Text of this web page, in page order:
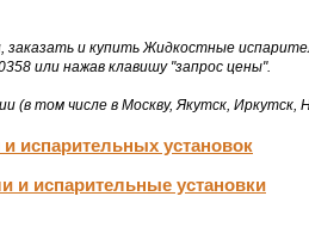
и купить Жидкостные
или нажав клавишу "запрос цены".
(в том числе в Москву, Якутск,
испарительных установок
и испарительные установки